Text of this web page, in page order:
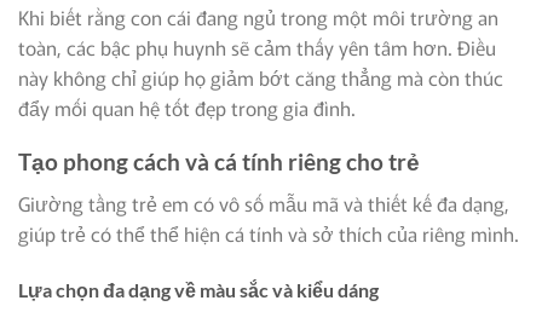
Khi biết rằng con cái đang ngủ trong một môi trường an
toàn, các bậc phụ huynh sẽ cảm thấy yên tâm hơn. Điều
này không chỉ giúp họ giảm bớt căng thẳng mà còn thúc
đẩy mối quan hệ tốt đẹp trong gia đình.
Tạo phong cách và cá tính riêng cho trẻ
Giường tầng trẻ em có vô số mẫu mã và thiết kế đa dạng,
giúp trẻ có thể thể hiện cá tính và sở thích của riêng mình.
Lựa chọn đa dạng về màu sắc và kiểu dáng